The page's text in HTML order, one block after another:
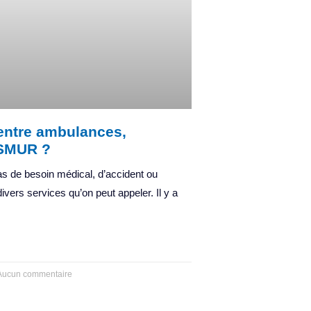
ambulances,
?
de besoin médical, d’accident ou
services qu’on peut appeler. Il y a
commentaire